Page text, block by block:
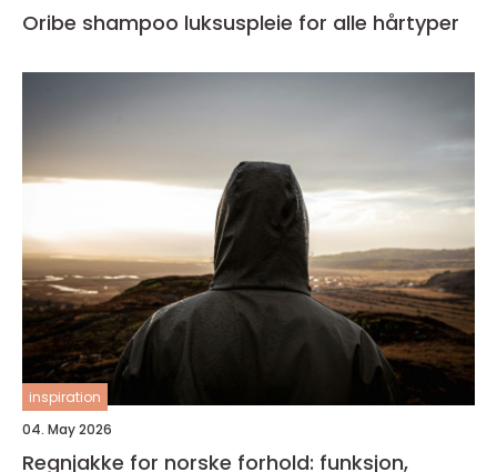
Oribe shampoo luksuspleie for alle hårtyper
inspiration
04. May 2026
Regnjakke for norske forhold: funksjon,